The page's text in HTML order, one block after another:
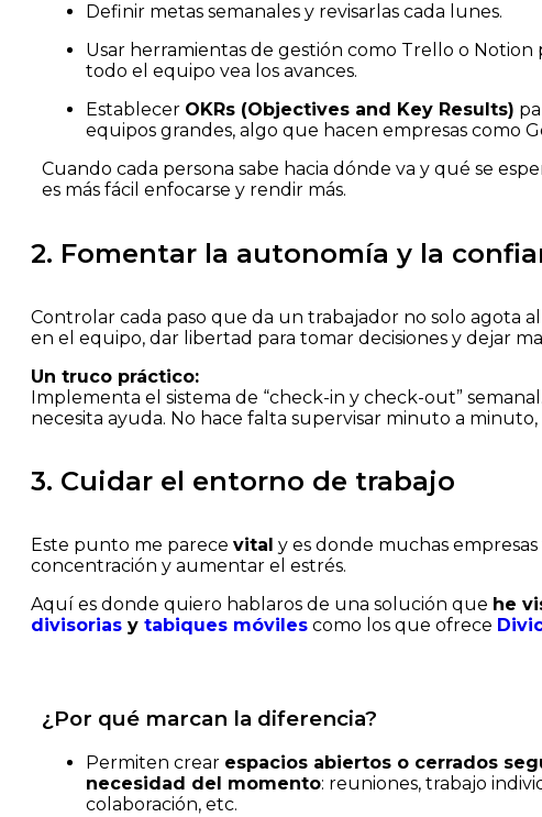
Definir metas semanales y revisarlas cada lunes.
Usar herramientas de gestión como Trello o Notion
todo el equipo vea los avances.
Establecer OKRs (Objectives and Key Results)
equipos grandes, algo que hacen empresas como
Cuando cada persona sabe hacia dónde va y qué se
es más fácil enfocarse y rendir más.
2. Fomentar la autonomía y la
Controlar cada paso que da un trabajador no solo agota
en el equipo, dar libertad para tomar decisiones y dejar
Un truco práctico:
Implementa el sistema de “check-in y check-out”
necesita ayuda. No hace falta supervisar minuto a
3. Cuidar el entorno de trabajo
Este punto me parece vital y es donde muchas
concentración y aumentar el estrés.
Aquí es donde quiero hablaros de una solución que he
divisorias y tabiques móviles como los que ofrece
¿Por qué marcan la diferencia?
Permiten crear espacios abiertos o cerrados
necesidad del momento: reuniones, trabajo
colaboración, etc.